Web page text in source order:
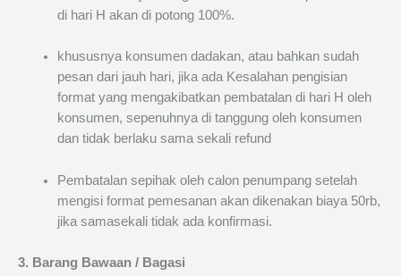
di hari H akan di potong 100%.
khususnya konsumen dadakan, atau bahkan sudah
pesan dari jauh hari, jika ada Kesalahan pengisian
format yang mengakibatkan pembatalan di hari H oleh
konsumen, sepenuhnya di tanggung oleh konsumen
dan tidak berlaku sama sekali refund
Pembatalan sepihak oleh calon penumpang setelah
mengisi format pemesanan akan dikenakan biaya 50rb,
jika samasekali tidak ada konfirmasi.
3. Barang Bawaan / Bagasi